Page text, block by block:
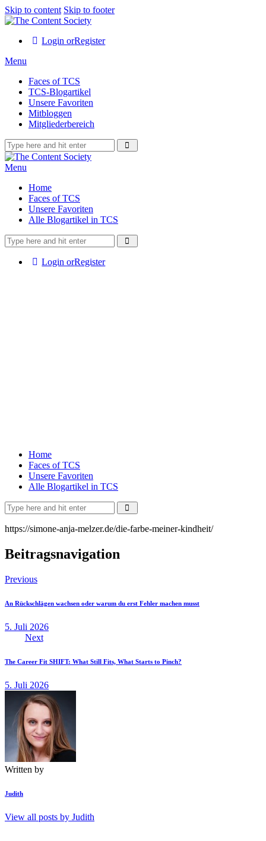
Skip to content Skip to footer
Login orRegister
Menu
Faces of TCS
TCS-Blogartikel
Unsere Favoriten
Mitbloggen
Mitgliederbereich
Menu
Home
Faces of TCS
Unsere Favoriten
Alle Blogartikel in TCS
Login orRegister
Home
Faces of TCS
Unsere Favoriten
Alle Blogartikel in TCS
https://simone-anja-melzer.de/die-farbe-meiner-kindheit/
Beitragsnavigation
Previous
An Rückschlägen wachsen oder warum du erst Fehler machen musst
5. Juli 2026
Next
The Career Fit SHIFT: What Still Fits, What Starts to Pinch?
5. Juli 2026
Written by
Judith
View all posts by Judith